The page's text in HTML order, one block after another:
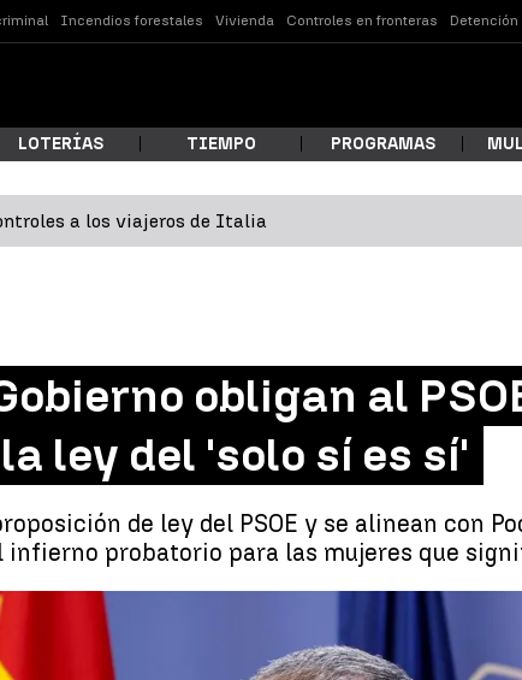
Incendios forestales Vivienda Controles en fronteras Detención
LOTERÍAS TIEMPO PROGRAMAS
a los viajeros de Italia
obligan al
ley del 'solo sí es sí'
de ley del PSOE y se alinean con
probatorio para las mujeres que